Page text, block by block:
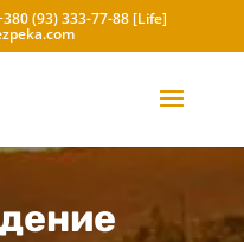
(93) 333-77-88 [Life]